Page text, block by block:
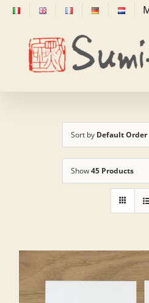
Skip
content
Sort by Default Order
Show45 Products